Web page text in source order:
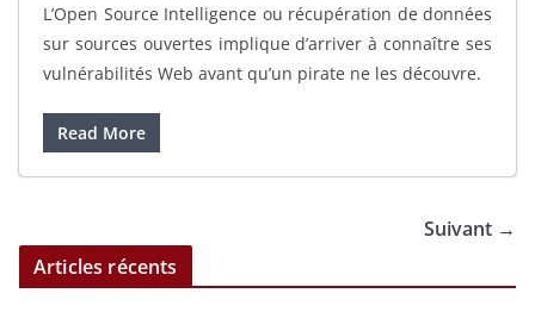
L’Open Source Intelligence ou récupération de données
sur sources ouvertes implique d’arriver à connaître ses
vulnérabilités Web avant qu’un pirate ne les découvre.
Read More
Suivant →
Articles récents